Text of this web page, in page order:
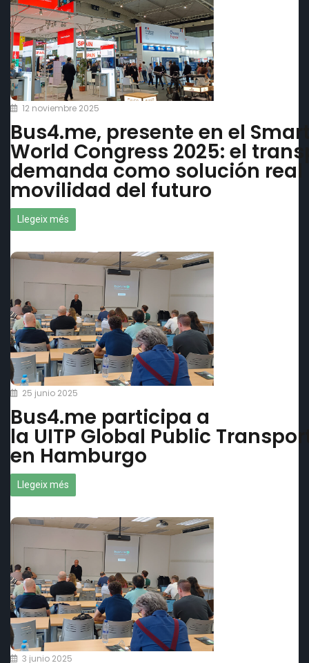
12 noviembre 2025
Bus4.me, presente en el
World Congress 2025: el
demanda como solución real
movilidad del futuro
Llegeix més
25 junio 2025
Bus4.me participa a
la UITP Global Public
en Hamburgo
Llegeix més
3 junio 2025